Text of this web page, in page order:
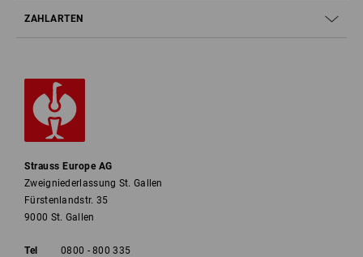
ZAHLARTEN
Strauss Europe AG
Zweigniederlassung St. Gallen
Fürstenlandstr. 35
9000 St. Gallen
Tel
0800 - 800 335